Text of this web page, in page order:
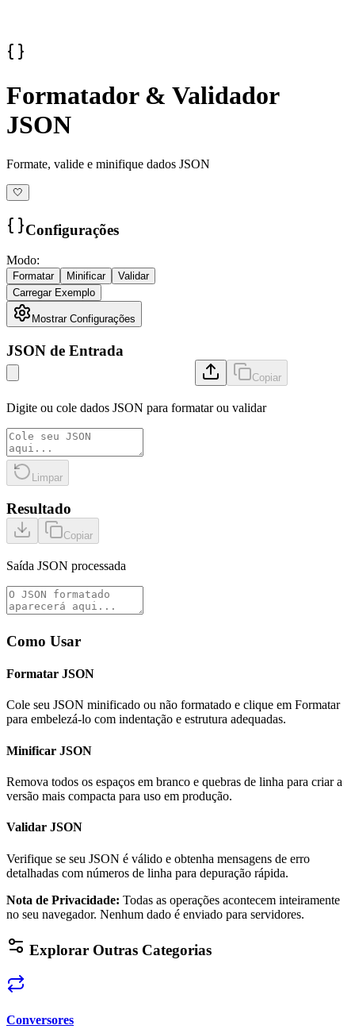
Formatador & Validador
JSON
Formate, valide e minifique dados JSON
🤍
Configurações
Modo:
Formatar Minificar
Validar
Carregar Exemplo
Mostrar Configurações
JSON de Entrada
Copiar
Digite ou cole dados JSON para formatar ou validar
Limpar
Resultado
Copiar
Saída JSON processada
Como Usar
Formatar JSON
Cole seu JSON minificado ou não formatado e clique em Formatar
para embelezá-lo com indentação e estrutura adequadas.
Minificar JSON
Remova todos os espaços em branco e quebras de linha para criar a
versão mais compacta para uso em produção.
Validar JSON
Verifique se seu JSON é válido e obtenha mensagens de erro
detalhadas com números de linha para depuração rápida.
Nota de Privacidade: Todas as operações acontecem inteiramente
no seu navegador. Nenhum dado é enviado para servidores.
Explorar Outras Categorias
Conversores